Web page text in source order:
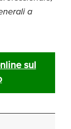
a
sul